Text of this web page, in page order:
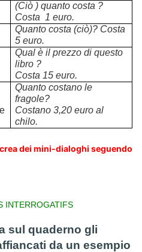
(Ciò ) quanto costa ?
Costa 1 euro.
Quanto costa (ciò)? Costa
5 euro.
Qual è il prezzo di questo
libro ?
Costa 15 euro.
le
Quanto costano le
fragole?
Costano 3,20 euro al
chilo.
dei mini-dialoghi seguendo
INTERROGATIFS
sul quaderno gli
da un esempio